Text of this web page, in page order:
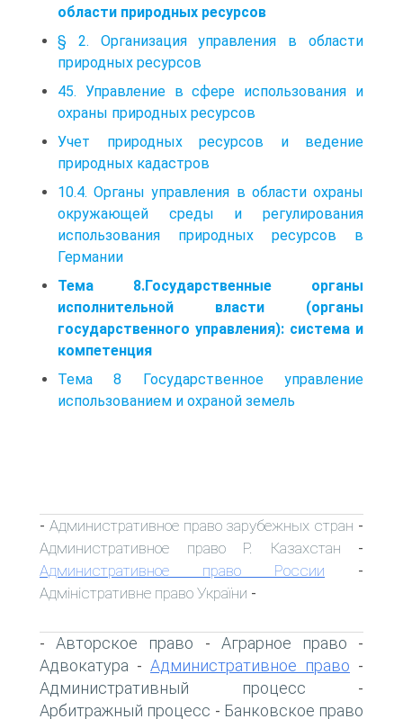
области природных ресурсов
§ 2. Организация управления в области
природных ресурсов
45. Управление в сфере использования и
охраны природных ресурсов
Учет природных ресурсов и ведение
природных кадастров
10.4. Органы управления в области охраны
ок­ружающей среды и регулирования
использования природных ресурсов в
Германии
Тема 8.Государственные органы
исполнительной власти (органы
государственного управления): система и
компетенция
Тема 8 Государственное управление
использованием и охраной земель
- Административное право зарубежных стран -
Административное право Р. Казахстан -
Административное право России -
Адміністративне право України -
-Авторское право - Аграрное право -
Адвокатура - Административное право -
Административный процесс -
Арбитражный процесс - Банковское право